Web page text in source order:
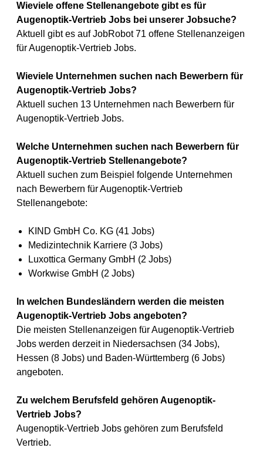
Wieviele offene Stellenangebote gibt es für
Augenoptik-Vertrieb Jobs bei unserer Jobsuche?
Aktuell gibt es auf JobRobot 71 offene Stellenanzeigen
für Augenoptik-Vertrieb Jobs.
Wieviele Unternehmen suchen nach Bewerbern für
Augenoptik-Vertrieb Jobs?
Aktuell suchen 13 Unternehmen nach Bewerbern für
Augenoptik-Vertrieb Jobs.
Welche Unternehmen suchen nach Bewerbern für
Augenoptik-Vertrieb Stellenangebote?
Aktuell suchen zum Beispiel folgende Unternehmen
nach Bewerbern für Augenoptik-Vertrieb
Stellenangebote:
KIND GmbH Co. KG (41 Jobs)
Medizintechnik Karriere (3 Jobs)
Luxottica Germany GmbH (2 Jobs)
Workwise GmbH (2 Jobs)
In welchen Bundesländern werden die meisten
Augenoptik-Vertrieb Jobs angeboten?
Die meisten Stellenanzeigen für Augenoptik-Vertrieb
Jobs werden derzeit in Niedersachsen (34 Jobs),
Hessen (8 Jobs) und Baden-Württemberg (6 Jobs)
angeboten.
Zu welchem Berufsfeld gehören Augenoptik-
Vertrieb Jobs?
Augenoptik-Vertrieb Jobs gehören zum Berufsfeld
Vertrieb.